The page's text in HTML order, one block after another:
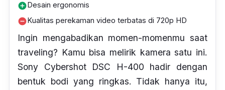
add_circleDesain ergonomis
remove_circleKualitas perekaman video terbatas di 720p HD
Ingin mengabadikan momen-momenmu saat
traveling? Kamu bisa melirik kamera satu ini.
Sony Cybershot DSC H-400 hadir dengan
bentuk bodi yang ringkas. Tidak hanya itu,